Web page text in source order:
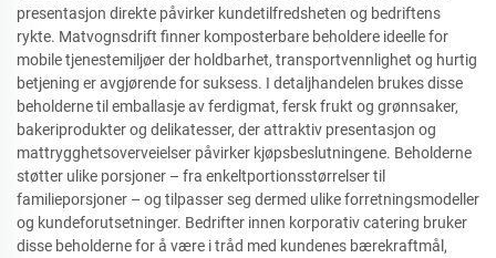
presentasjon direkte påvirker kundetilfredsheten og bedriftens
rykte. Matvognsdrift finner komposterbare beholdere ideelle for
mobile tjenestemiljøer der holdbarhet, transportvennlighet og hurtig
betjening er avgjørende for suksess. I detaljhandelen brukes disse
beholderne til emballasje av ferdigmat, fersk frukt og grønnsaker,
bakeriprodukter og delikatesser, der attraktiv presentasjon og
mattrygghetsoverveielser påvirker kjøpsbeslutningene. Beholderne
støtter ulike porsjoner – fra enkeltportionsstørrelser til
familieporsjoner – og tilpasser seg dermed ulike forretningsmodeller
og kundeforutsetninger. Bedrifter innen korporativ catering bruker
disse beholderne for å være i tråd med kundenes bærekraftmål,